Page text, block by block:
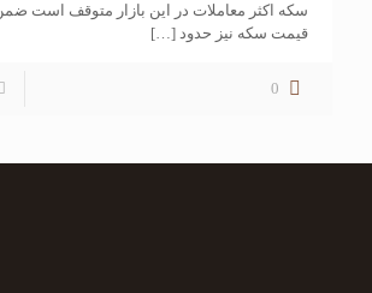
سکه اکثر معاملات در این بازار متوقف است
قیمت سکه نیز حدود […]
0